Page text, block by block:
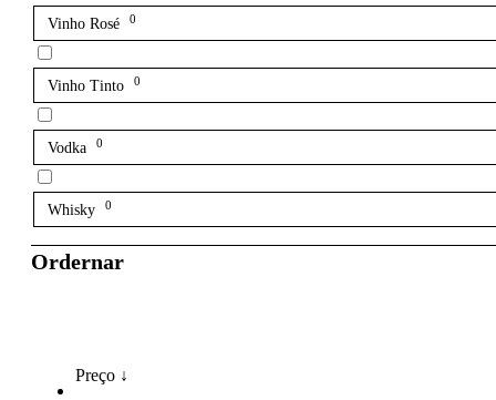
Vinho Rosé 0
Vinho Tinto 0
Vodka 0
Whisky 0
Ordernar
Preço ↓